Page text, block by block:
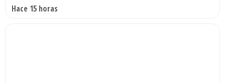
Hace 15 horas